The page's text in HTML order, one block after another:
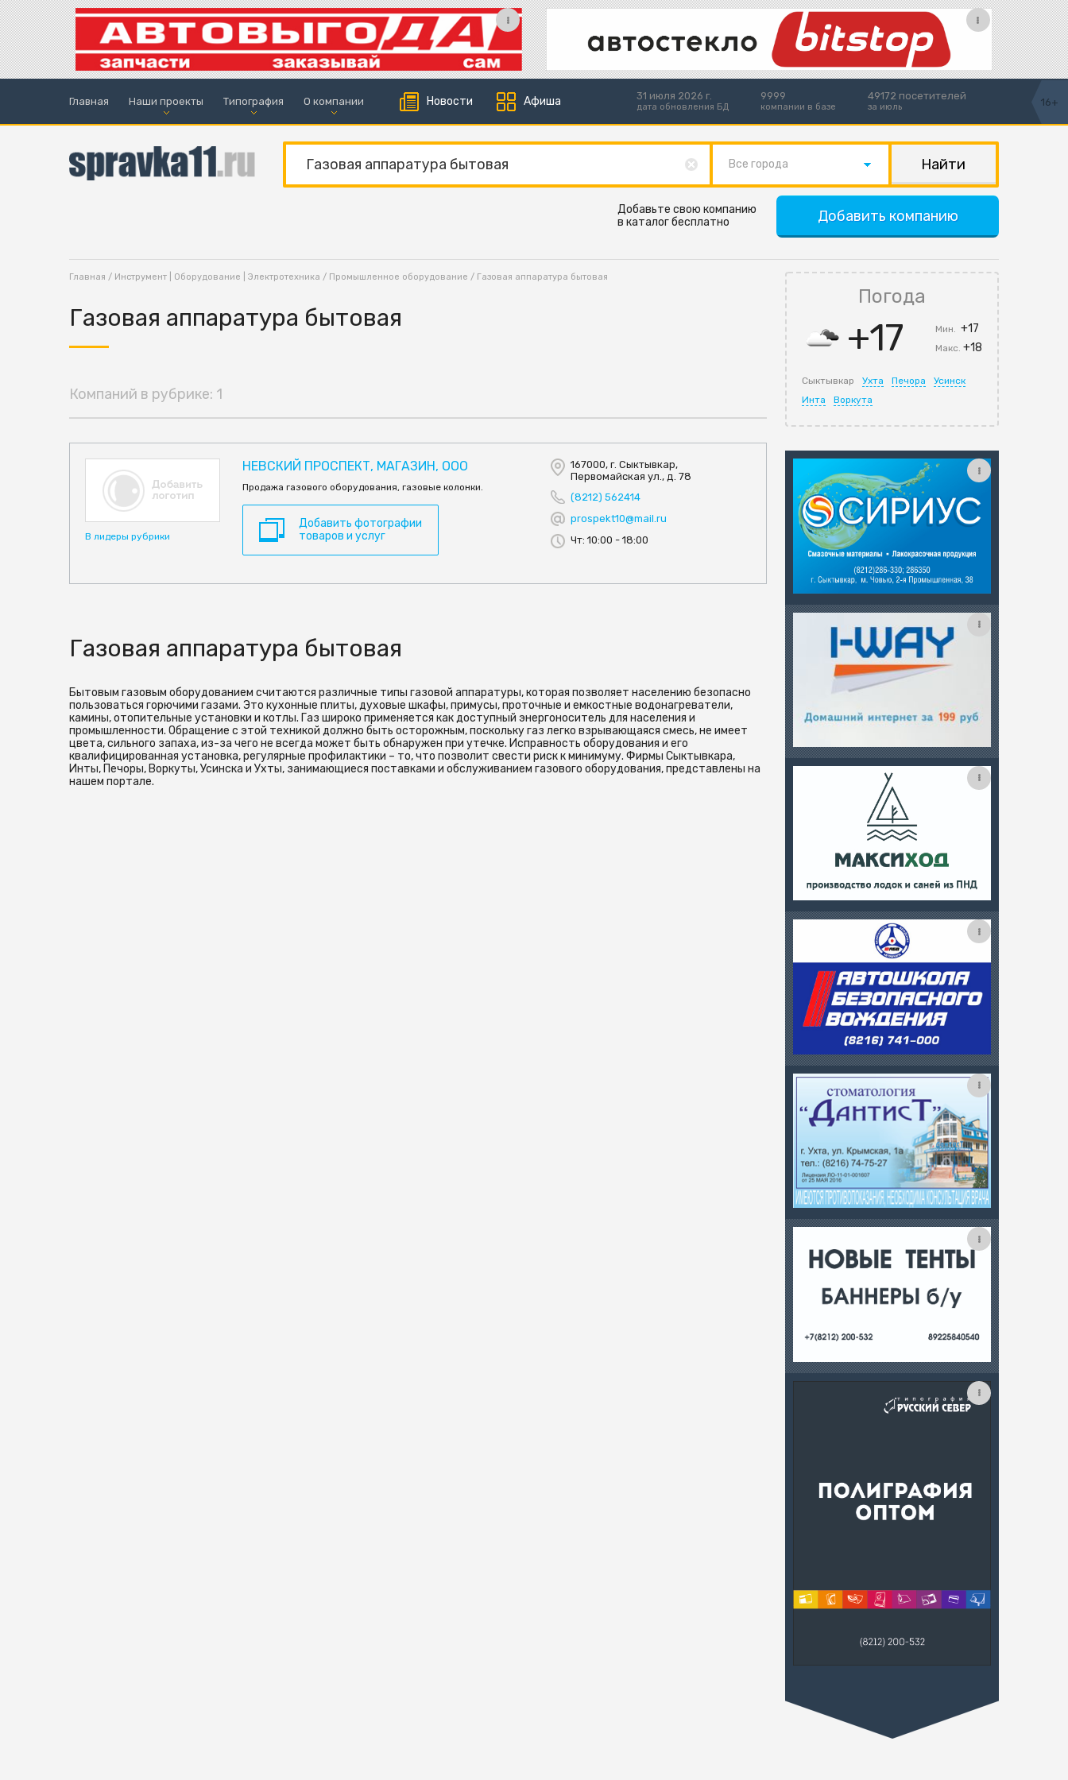
Главная Наши проекты Типография О компании Новости Афиша 31 июля 2026 г.
дата обновления БД
9999
компании в базе
49172 посетителей
за июль 16+
Все города
Добавить компанию
Добавьте свою компанию
в каталог бесплатно
Главная / Инструмент | Оборудование | Электротехника / Промышленное оборудование / Газовая аппаратура бытовая
Газовая аппаратура бытовая
Компаний в рубрике: 1
В лидеры рубрики
НЕВСКИЙ ПРОСПЕКТ, МАГАЗИН, ООО
Продажа газового оборудования, газовые колонки.
Добавить фотографии
товаров и услуг
167000, г. Сыктывкар,
Первомайская ул., д. 78
(8212) 562414
prospekt10@mail.ru
Чт: 10:00 - 18:00
Газовая аппаратура бытовая
Бытовым газовым оборудованием считаются различные типы газовой аппаратуры, которая позволяет населению безопасно
пользоваться горючими газами. Это кухонные плиты, духовые шкафы, примусы, проточные и емкостные водонагреватели,
камины, отопительные установки и котлы. Газ широко применяется как доступный энергоноситель для населения и
промышленности. Обращение с этой техникой должно быть осторожным, поскольку газ легко взрывающаяся смесь, не имеет
цвета, сильного запаха, из-за чего не всегда может быть обнаружен при утечке. Исправность оборудования и его
квалифицированная установка, регулярные профилактики – то, что позволит свести риск к минимуму. Фирмы Сыктывкара,
Инты, Печоры, Воркуты, Усинска и Ухты, занимающиеся поставками и обслуживанием газового оборудования, представлены на
нашем портале.
Погода
+17 Мин.+17
Макс.+18
Сыктывкар Ухта Печора
Усинск
Инта
Воркута